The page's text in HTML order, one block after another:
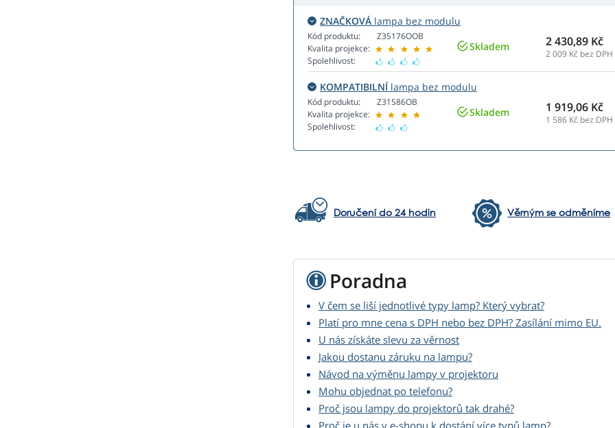
ZNAČKOVÁ lampa bez modulu
Kód produktu:
Kvalita projekce:
Spolehlivost:
Z35176OOB
Skladem 2 430,89 Kč
2 009 Kč bez DPH
KOMPATIBILNÍlampa bez modulu
Kód produktu:
Kvalita projekce:
Spolehlivost:
Z31586OB
Skladem 1 919,06 Kč
1 586 Kč bez DPH
Doručení do 24 hodin Věrným se odměníme
Poradna
V čem se liší jednotlivé typy lamp? Který vybrat?
Platí pro mne cena s DPH nebo bez DPH? Zasílání mimo EU.
U nás získáte slevu za věrnost
Jakou dostanu záruku na lampu?
Návod na výměnu lampy v projektoru
Mohu objednat po telefonu?
Proč jsou lampy do projektorů tak drahé?